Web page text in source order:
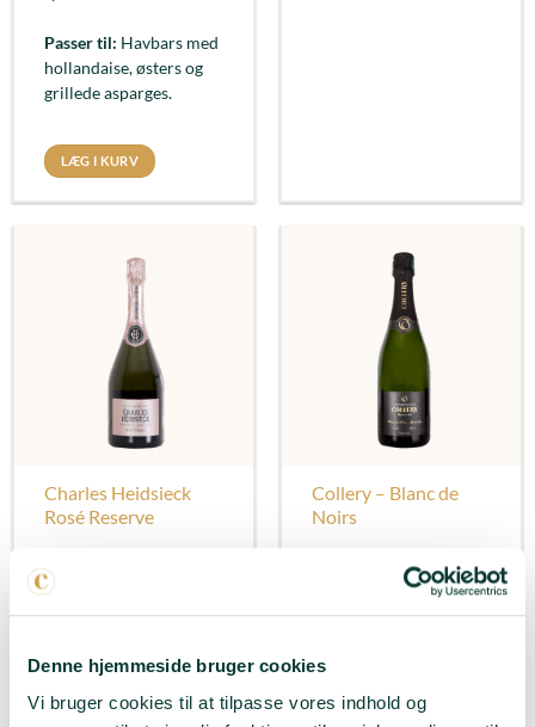
Denne hjemmeside bruger cookies
Vi bruger cookies til at tilpasse vores indhold og
Passer til: Havbars med
hollandaise, østers og
grillede asparges.
LÆG I KURV
Charles Heidsieck
Rosé Reserve
Druer: 40% Pinot Noir,
Chardonnay - 6% Pinot
2018
Collery – Blanc de
Noirs
Druer: 100% Pinot Noir
de Noirs fuld af kraft og